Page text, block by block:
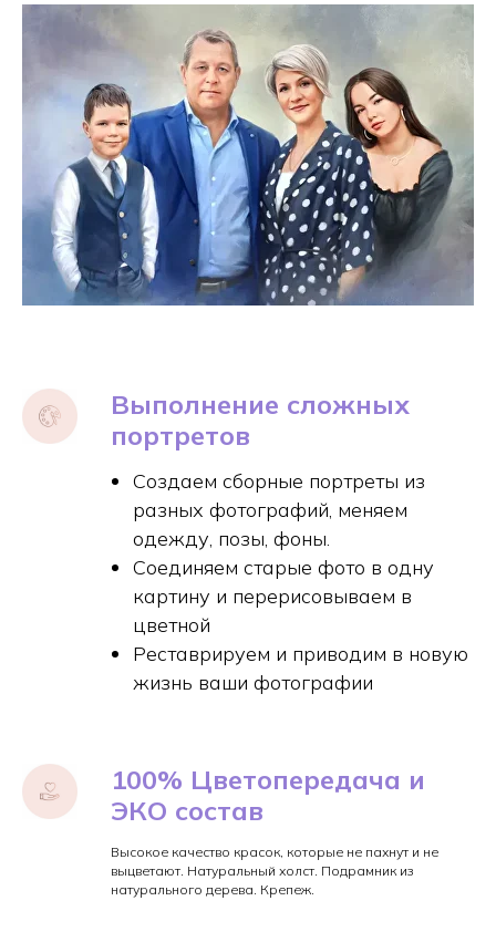
Выполнение сложных
портретов
Создаем сборные портреты из
разных фотографий, меняем
одежду, позы, фоны.
Соединяем старые фото в одну
картину и перерисовываем в
цветной
Реставрируем и приводим в новую
жизнь ваши фотографии
100% Цветопередача и
ЭКО состав
Высокое качество красок, которые не пахнут и не
выцветают. Натуральный холст. Подрамник из
натурального дерева. Крепеж.